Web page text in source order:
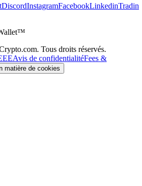
DiscordInstagramFacebookLinkedinTradin
Tous droits réservés.
Avis de confidentialitéFees &
matière de cookies